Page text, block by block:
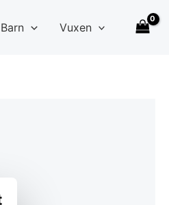
Barn Vuxen